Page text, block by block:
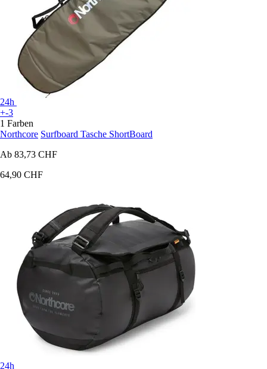
24h
+-3
1 Farben
Northcore Surfboard Tasche ShortBoard
Ab 83,73 CHF
64,90 CHF
24h